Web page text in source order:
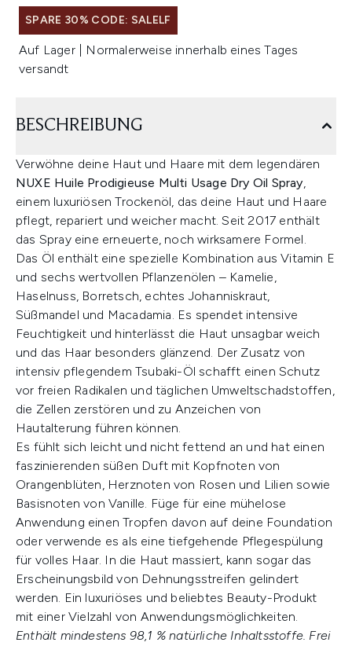
SPARE 30% CODE: SALELF
Auf Lager | Normalerweise innerhalb eines Tages
versandt
BESCHREIBUNG
Verwöhne deine Haut und Haare mit dem legendären
NUXE Huile Prodigieuse Multi Usage Dry Oil Spray,
einem luxuriösen Trockenöl, das deine Haut und Haare
pflegt, repariert und weicher macht. Seit 2017 enthält
das Spray eine erneuerte, noch wirksamere Formel.
Das Öl enthält eine spezielle Kombination aus Vitamin E
und sechs wertvollen Pflanzenölen – Kamelie,
Haselnuss, Borretsch, echtes Johanniskraut,
Süßmandel und Macadamia. Es spendet intensive
Feuchtigkeit und hinterlässt die Haut unsagbar weich
und das Haar besonders glänzend. Der Zusatz von
intensiv pflegendem Tsubaki-Öl schafft einen Schutz
vor freien Radikalen und täglichen Umweltschadstoffen,
die Zellen zerstören und zu Anzeichen von
Hautalterung führen können.
Es fühlt sich leicht und nicht fettend an und hat einen
faszinierenden süßen Duft mit Kopfnoten von
Orangenblüten, Herznoten von Rosen und Lilien sowie
Basisnoten von Vanille. Füge für eine mühelose
Anwendung einen Tropfen davon auf deine Foundation
oder verwende es als eine tiefgehende Pflegespülung
für volles Haar. In die Haut massiert, kann sogar das
Erscheinungsbild von Dehnungsstreifen gelindert
werden. Ein luxuriöses und beliebtes Beauty-Produkt
mit einer Vielzahl von Anwendungsmöglichkeiten.
Enthält mindestens 98,1 % natürliche Inhaltsstoffe. Frei